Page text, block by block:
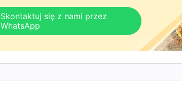
Skontaktuj się z nami przez
WhatsApp